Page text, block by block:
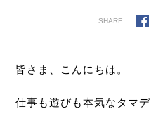
SHARE :
皆さま、こんにちは。
仕事も遊びも本気なタマデ